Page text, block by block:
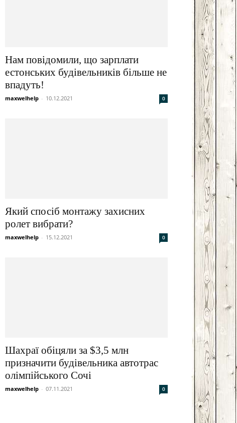
Нам повідомили, що зарплати
естонських будівельників більше не
впадуть!
maxwelhelp - 10.12.2021 0
Який спосіб монтажу захисних
ролет вибрати?
maxwelhelp - 15.12.2021 0
Шахраї обіцяли за $3,5 млн
призначити будівельника автотрас
олімпійського Сочі
maxwelhelp - 07.11.2021 0